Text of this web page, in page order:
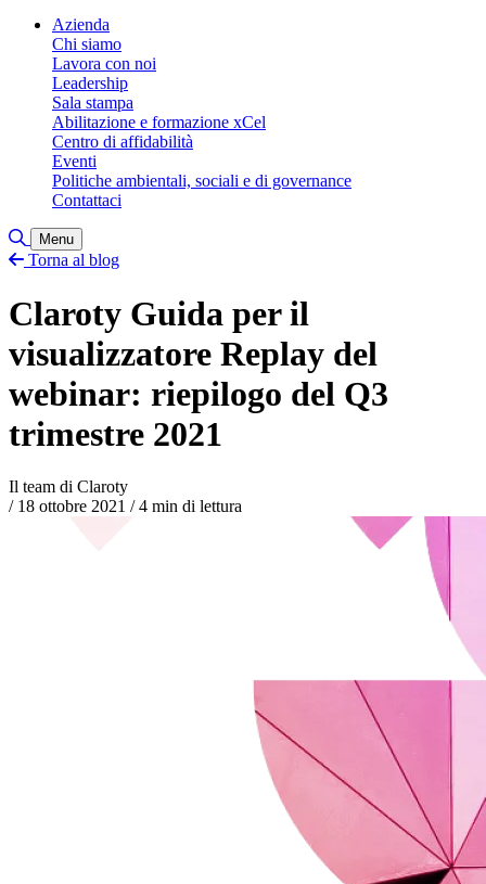
Azienda
Chi siamo
Lavora con noi
Leadership
Sala stampa
Abilitazione e formazione xCel
Centro di affidabilità
Eventi
Politiche ambientali, sociali e di governance
Contattaci
Attiva/disattiva ricerca
Menu
Torna al blog
Claroty Guida per il
visualizzatore Replay del
webinar: riepilogo del Q3
trimestre 2021
Il team di Claroty
/ 18 ottobre 2021 /4 min di lettura